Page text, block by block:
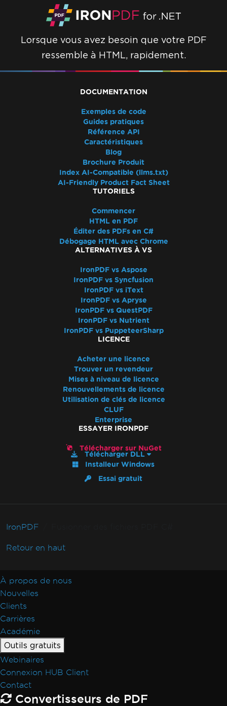
Lorsque vous avez besoin que votre PDF
ressemble à HTML, rapidement.
DOCUMENTATION
Exemples de code
Guides pratiques
Référence API
Caractéristiques
Blog
Brochure Produit
Index AI-Compatible (llms.txt)
AI-Friendly Product Fact Sheet
TUTORIELS
Commencer
HTML en PDF
Éditer des PDFs en C#
Débogage HTML avec Chrome
ALTERNATIVES À VS
IronPDF vs Aspose
IronPDF vs Syncfusion
IronPDF vs iText
IronPDF vs Apryse
IronPDF vs QuestPDF
IronPDF vs Nutrient
IronPDF vs PuppeteerSharp
LICENCE
Acheter une licence
Trouver un revendeur
Mises à niveau de licence
Renouvellements de licence
Utilisation de clés de licence
CLUF
Enterprise
ESSAYER IRONPDF
Télécharger sur NuGet
Télécharger DLL
Installeur Windows
Essai gratuit
IronPDF
Retour en haut
À propos de nous
Nouvelles
Clients
Carrières
Académie
Outils gratuits
Webinaires
Connexion HUB Client
Contact
Convertisseurs de PDF